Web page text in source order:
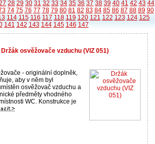
28 29 30 31 32 33 34 35 36 37 38 39 40 41 42 43 44
74 75 76 77 78 79 80 81 82 83 84 85 86 87 88 89 90
114 115 116 117 118 119 120 121 122 123 124 125
141 142 143 144 145 146 147
Držák osvěžovače vzduchu (VIZ 051)
- originální doplněk,
aby v něm byl
osvěžovač vzduchu a
předměty vhodného
WC. Konstrukce je